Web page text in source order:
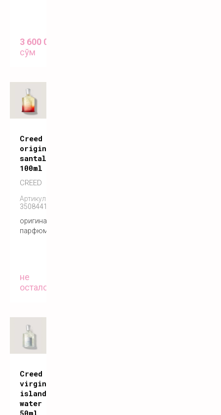
3 600 000
сўм
Creed
original
santal
100ml
CREED
Артикул:
3508441001275
оригинальный
парфюм
не
осталось
Creed
virgin
island
water
50ml